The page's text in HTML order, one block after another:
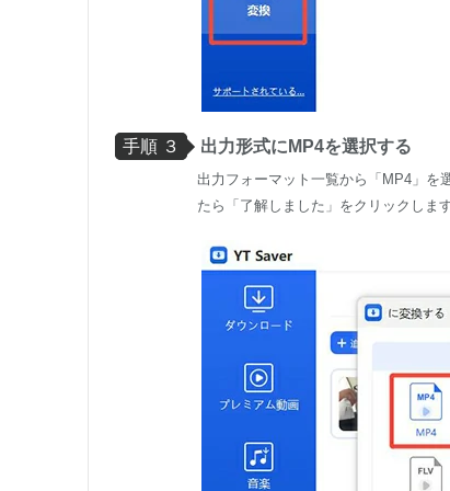
手順 ３ 出力形式にMP4を選択する
出力フォーマット一覧から「MP4」を
たら「了解しました」をクリックします